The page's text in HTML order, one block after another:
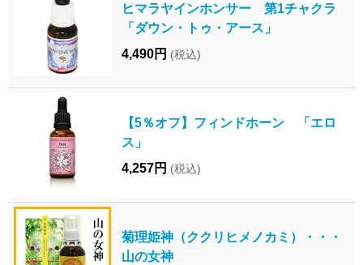
ヒマラヤインホンサー 第1チャクラ
「ダウン・トゥ・アース」
4,490円 (税込)
【5％オフ】フィンドホーン 「エロ
ス」
4,257円 (税込)
菊理姫神（ククリヒメノカミ）・・・
山の女神